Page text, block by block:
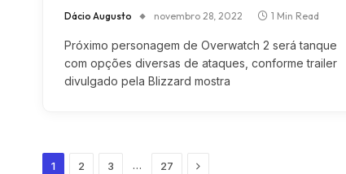
Dácio Augusto novembro 28, 2022 1 Min Read
Próximo personagem de Overwatch 2 será tanque
com opções diversas de ataques, conforme trailer
divulgado pela Blizzard mostra
1 2 3 … 27 Next